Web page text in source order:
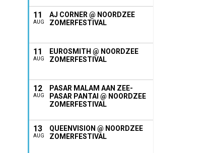
11
AUG
AJ CORNER @ NOORDZEE
ZOMERFESTIVAL
11
AUG
EUROSMITH @ NOORDZEE
ZOMERFESTIVAL
12
AUG
PASAR MALAM AAN ZEE-
PASAR PANTAI @ NOORDZEE
ZOMERFESTIVAL
13
AUG
QUEENVISION @ NOORDZEE
ZOMERFESTIVAL